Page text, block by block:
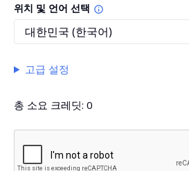
위치 및 언어 선택
고급 설정
총 소요 크레딧: 0